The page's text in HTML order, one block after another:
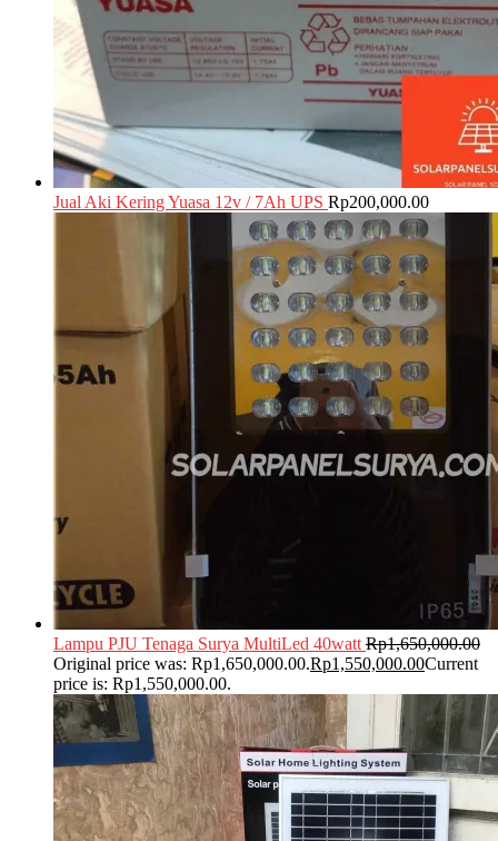
Jual Aki Kering Yuasa 12v / 7Ah UPS Rp200,000.00
Lampu PJU Tenaga Surya MultiLed 40watt Rp1,650,000.00
Original price was: Rp1,650,000.00.Rp1,550,000.00Current
price is: Rp1,550,000.00.